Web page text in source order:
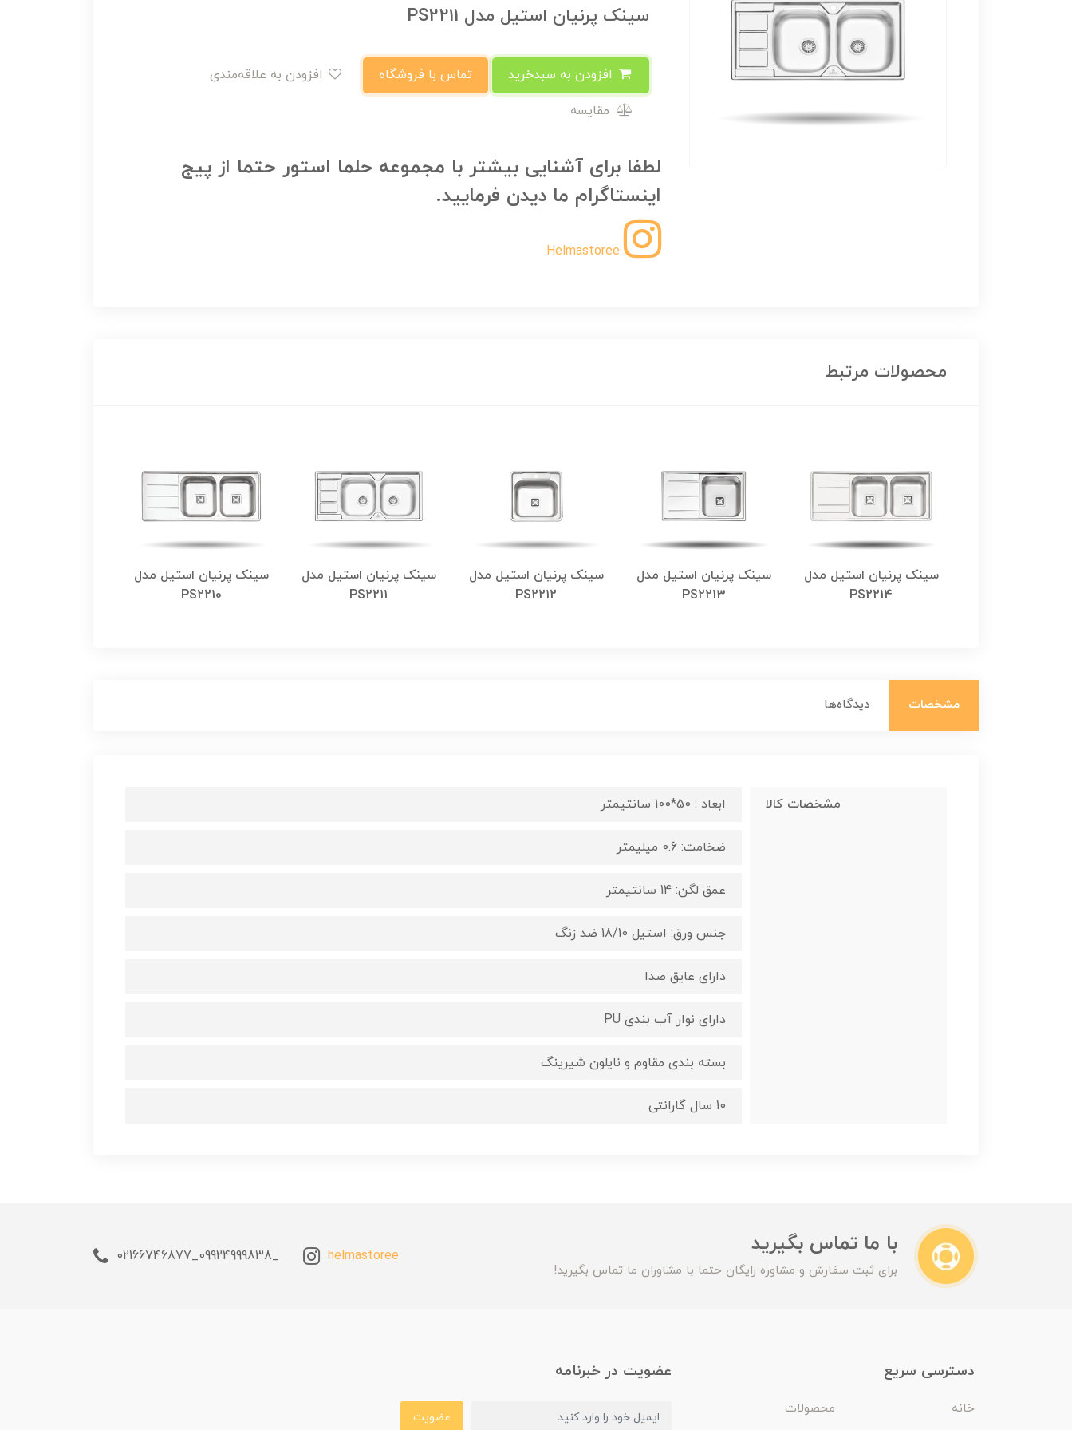
سینک پرنیان استیل مدل PS2211
تماس با فروشگاه
مقایسه
لطفا برای آشنایی بیشتر با مجموعه حلما استور حتما از پیج
اینستاگرام ما دیدن فرمایید.
Helmastoree
محصولات مرتبط
سینک پرنیان استیل مدل
PS2214
سینک پرنیان استیل مدل
PS2213
سینک پرنیان استیل مدل
PS2212
سینک پرنیان استیل مدل
PS2211
سینک پرنیان استیل مدل
PS2210
مشخصات دیدگاه‌ها
مشخصات کالا ابعاد : 50*100 سانتیمتر
ضخامت: 0.6 میلیمتر
عمق لگن: 14 سانتیمتر
جنس ورق: استیل 18/10 ضد زنگ
دارای عایق صدا
دارای نوار آب بندی PU
بسته بندی مقاوم و نایلون شیرینگ
10 سال گارانتی
با ما تماس بگیرید
برای ثبت سفارش و مشاوره رایگان حتما با مشاوران ما تماس بگیرید!
helmastoree
_09924999838_02166746877
دسترسی سریع
خانه محصولات
عضویت در خبرنامه
عضویت